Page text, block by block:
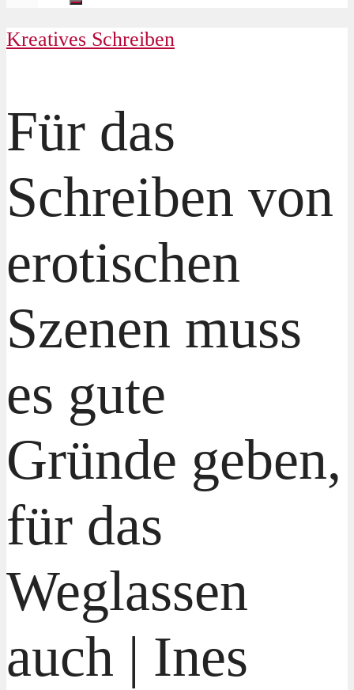
Kreatives Schreiben
Für das
Schreiben von
erotischen
Szenen muss
es gute
Gründe geben,
für das
Weglassen
auch | Ines